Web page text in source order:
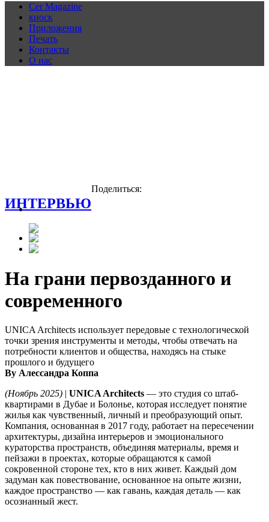
Cer Magazine
киоск
Приложения
Печать
Контакты
О нас
ИНТЕРВЬЮ
Поделиться:
На грани первозданного и
современного
UNICA Architects использует передовые с технологической
точки зрения инструменты и методы, чтобы отвечать на
потребности клиентов и общества, находясь на стыке
прошлого и будущего
By Алессандра Коппа
(Ноябрь 2025) | UNICA Architects — это студия со штаб-
квартирами в Дубае и Болонье, которая исследует понятие
жилья как чувственный, личный и преобразующий опыт.
Компания, основанная в 2017 году, работает на пересечении
архитектуры, дизайна интерьеров и эмоционального
кураторства пространств, объединяя материалы, время и
пейзажи в проектах, которые обращаются к самой
сокровенной стороне тех, кто в них живет. Каждый дом
задуман как повествование, основанное на опыте жизни,
каждое пространство — как гавань, каждая деталь — как
осознанный жест.